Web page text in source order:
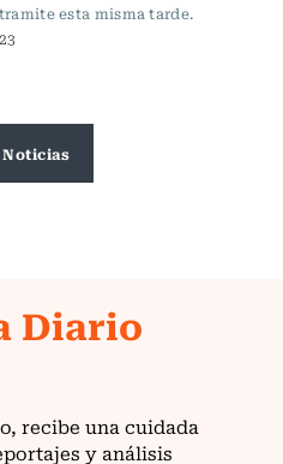
esta misma tarde.
Noticias